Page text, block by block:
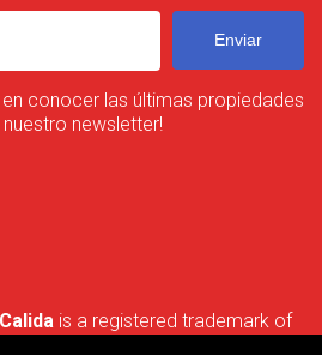
Enviar
conocer las últimas propiedades
nuestro newsletter!
is a registered trademark of